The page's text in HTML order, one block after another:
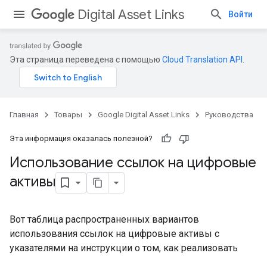
Digital Asset Links Войти
Эта страница переведена с помощью Cloud Translation API
Главная Товары Google Digital Asset Links Руководства
Эта информация оказалась полезной?
Использование ссылок на цифровые
активы
Вот таблица распространенных вариантов
использования ссылок на цифровые активы с
указателями на инструкции о том, как реализовать